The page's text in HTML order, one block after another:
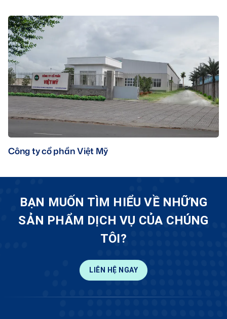
việc đi lại của các nhân viên trong tòa nhà được thuận lợi hơn.
Công ty cổ phần Việt Mỹ
BẠN MUỐN TÌM HIỂU VỀ NHỮNG
SẢN PHẨM DỊCH VỤ CỦA CHÚNG
TÔI?
LIÊN HỆ NGAY